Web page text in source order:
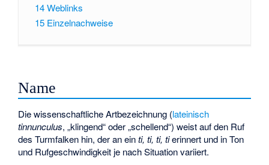
14Weblinks
15 Einzelnachweise
Name
Die wissenschaftliche Artbezeichnung (lateinisch
tinnunculus, „klingend“ oder „schellend“) weist auf den Ruf
des Turmfalken hin, der an einti, ti, ti, tierinnert und in Ton
und Rufgeschwindigkeit je nach Situation variiert.